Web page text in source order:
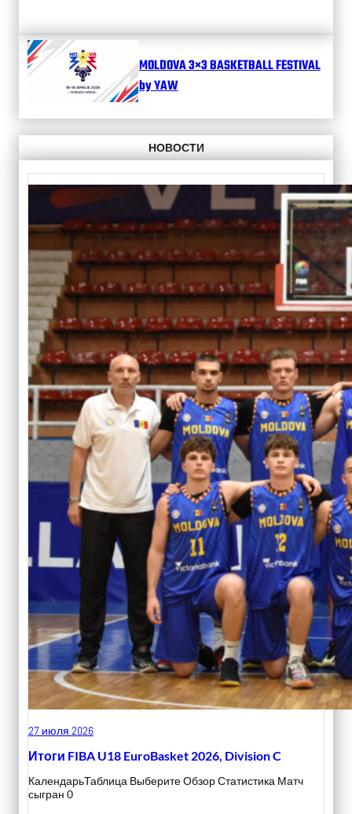
MOLDOVA 3×3 BASKETBALL FESTIVAL
by YAW
НОВОСТИ
27 июля 2026
Итоги FIBA U18 EuroBasket 2026, Division C
КалендарьТаблица Выберите Обзор Статистика Матч
сыгран 0